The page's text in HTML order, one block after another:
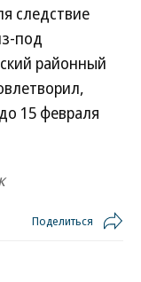
следствие
под
районный
15 февраля
Поделиться